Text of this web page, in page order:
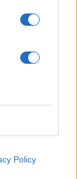
Policy
όσων